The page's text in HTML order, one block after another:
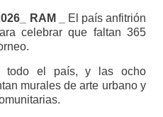
RAM _
El país anfitrión
celebrar que faltan 365
todo el país, y las ocho
murales de arte urbano y